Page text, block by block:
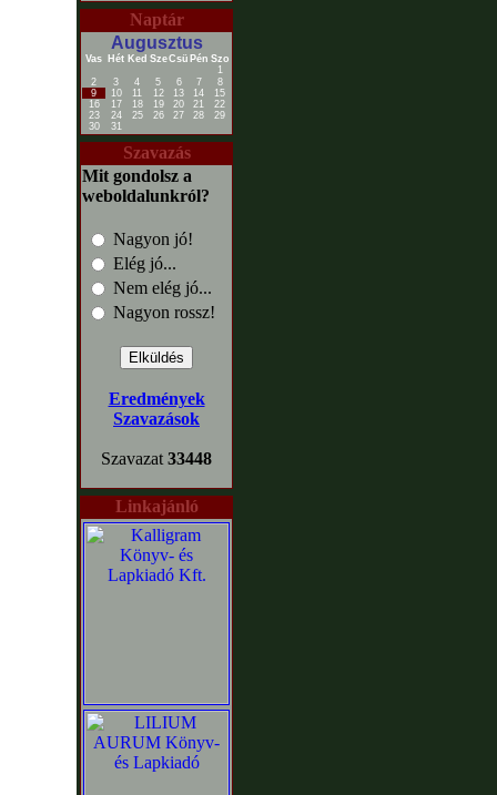
Naptár
Augusztus
Vas Hét Ked SzeCsü Pén Szo
1
2
3 4 5 6 7
8
9
10 11 12 13 14
15
16
17 18 19 20 21
22
23
24 25 26 27 28
29
30
31
Szavazás
Mit gondolsz a
weboldalunkról?
Nagyon jó!
Elég jó...
Nem elég jó...
Nagyon rossz!
Eredmények
Szavazások
Szavazat 33448
Linkajánló